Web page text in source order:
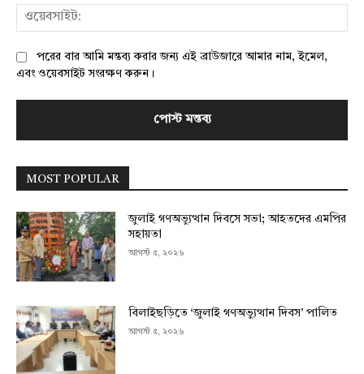
পরের বার আমি মন্তব্য করার জন্য এই ব্রাউজারে আমার নাম, ইমেল,
এবং ওয়েবসাইট সংরক্ষণ করুন।
MOST POPULAR
জুলাই গণঅভ্যুত্থান দিবসে সভা; আহতদের এমপির
সহায়তা
আগস্ট ৫, ২০২৬
বিলাইছড়িতে ‘জুলাই গণঅভ্যুত্থান দিবস’ পালিত
আগস্ট ৫, ২০২৬